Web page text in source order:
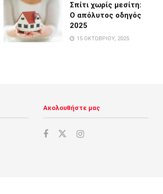
Σπίτι χωρίς μεσίτη:
Ο απόλυτος οδηγός
2025
15 ΟΚΤΩΒΡΊΟΥ, 2025
Ακολουθήστε μας